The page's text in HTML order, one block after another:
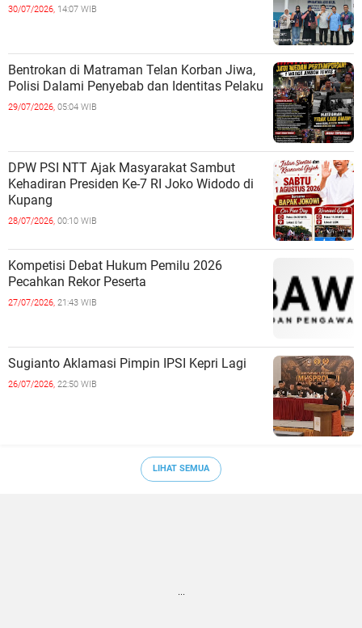
30/07/2026, 14:07 WIB
Bentrokan di Matraman Telan Korban Jiwa,
Polisi Dalami Penyebab dan Identitas Pelaku
29/07/2026, 05:04 WIB
DPW PSI NTT Ajak Masyarakat Sambut
Kehadiran Presiden Ke-7 RI Joko Widodo di
Kupang
28/07/2026, 00:10 WIB
Kompetisi Debat Hukum Pemilu 2026
Pecahkan Rekor Peserta
27/07/2026, 21:43 WIB
Sugianto Aklamasi Pimpin IPSI Kepri Lagi
26/07/2026, 22:50 WIB
LIHAT SEMUA